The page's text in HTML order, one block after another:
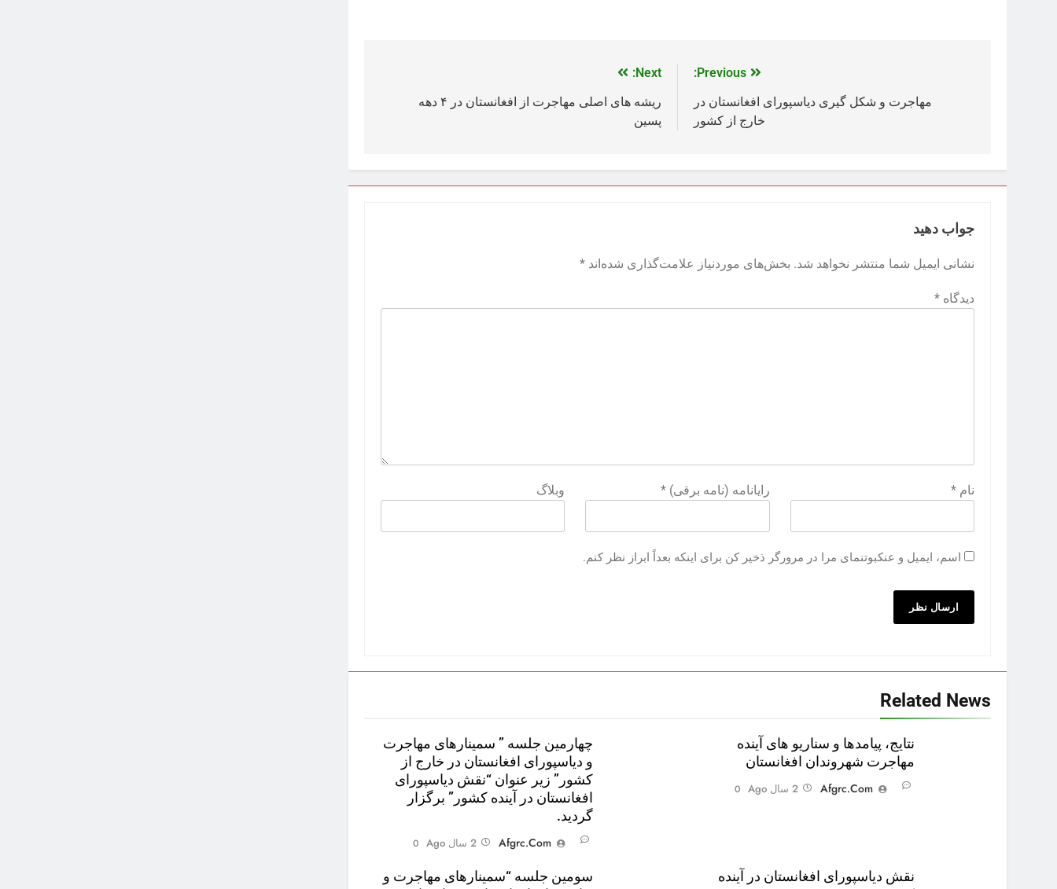
Previous:
مهاجرت و شکل گیری دیاسپورای افغانستان در
خارج از کشور
Next:
ریشه های اصلی مهاجرت از افغانستان در ۴ دهه
پسین
جواب دهید
نشانی ایمیل شما منتشر نخواهد شد. بخش‌های موردنیاز علامت‌گذاری شده‌اند *
دیدگاه *
نام * رایانامه (نامه برقی)* وبلاگ
اسم، ایمیل و عنکبوتنمای مرا در مرورگر ذخیر کن برای اینکه بعداً ابراز نظر کنم.
Related News
نتایج، پیامدها و سناریو های آینده
مهاجرت شهروندان افغانستان
Afgrc.com
2 سال Ago 0
چهارمین جلسه ” سمینارهای مهاجرت
و دیاسپورای افغانستان در خارج از
کشور” زیر عنوان “نقش دیاسپورای
افغانستان در آینده کشور” برگزار
گردید.
Afgrc.com
2 سال Ago 0
نقش دیاسپورای افغانستان در آینده
سومین جلسه “سمینارهای مهاجرت و